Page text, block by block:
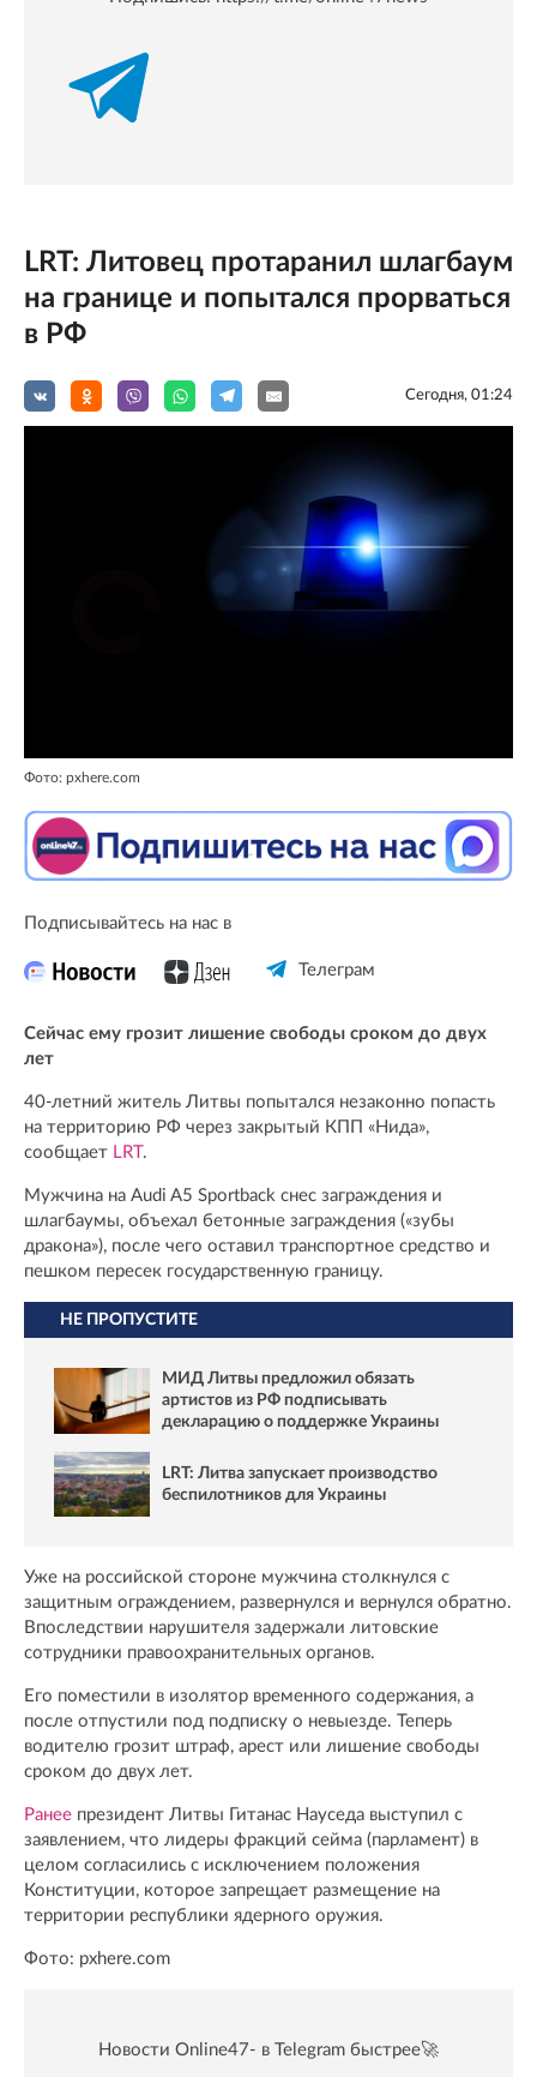
LRT: Литовец протаранил шлагбаум
на границе и попытался прорваться
в РФ
Сегодня, 01:24
Фото: pxhere.com
Подписывайтесь на нас в
Телеграм
Сейчас ему грозит лишение свободы сроком до двух
лет
40-летний житель Литвы попытался незаконно попасть
на территорию РФ через закрытый КПП «Нида»,
сообщает LRT.
Мужчина на Audi A5 Sportback снес заграждения и
шлагбаумы, объехал бетонные заграждения («зубы
дракона»), после чего оставил транспортное средство и
пешком пересек государственную границу.
НЕ ПРОПУСТИТЕ
МИД Литвы предложил обязать
артистов из РФ подписывать
декларацию о поддержке Украины
LRT: Литва запускает производство
беспилотников для Украины
Уже на российской стороне мужчина столкнулся с
защитным ограждением, развернулся и вернулся обратно.
Впоследствии нарушителя задержали литовские
сотрудники правоохранительных органов.
Его поместили в изолятор временного содержания, а
после отпустили под подписку о невыезде. Теперь
водителю грозит штраф, арест или лишение свободы
сроком до двух лет.
Ранее президент Литвы Гитанас Науседа выступил с
заявлением, что лидеры фракций сейма (парламент) в
целом согласились с исключением положения
Конституции, которое запрещает размещение на
территории республики ядерного оружия.
Фото: pxhere.com
Новости Online47- в Telegram быстрее🚀